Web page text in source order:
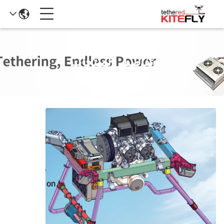
تفاصيل المنتجات